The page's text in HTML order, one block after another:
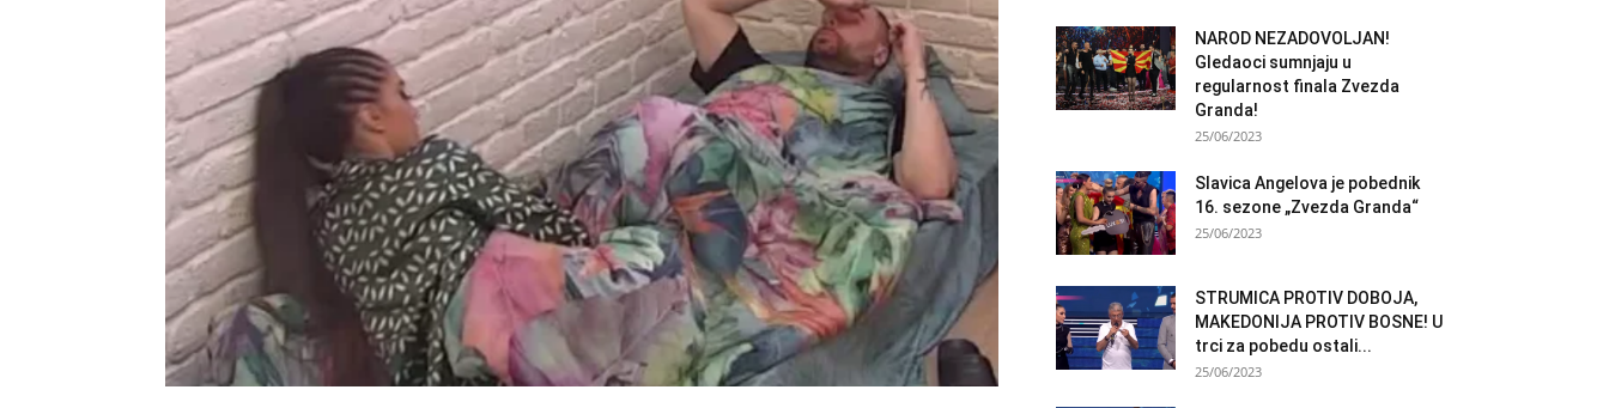
NAROD NEZADOVOLJAN!
Gledaoci sumnjaju u
regularnost finala Zvezda
Granda!
25/06/2023
Slavica Angelova je pobednik
16. sezone „Zvezda Granda“
25/06/2023
STRUMICA PROTIV DOBOJA,
MAKEDONIJA PROTIV BOSNE! U
trci za pobedu ostali...
25/06/2023